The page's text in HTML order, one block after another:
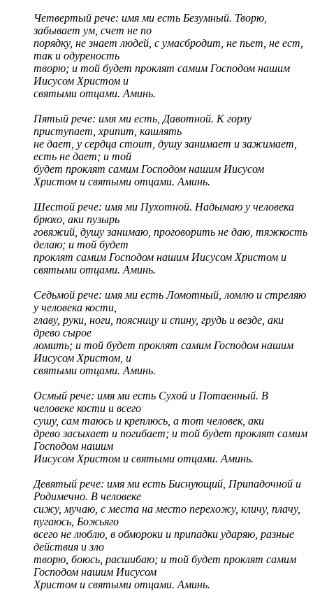
Четвертый рече: имя ми есть Безумный. Творю,
забывает ум, счет не по
порядку, не знает людей, с умасбродит, не пьет, не ест,
так и одуреность
творю; и той будет проклят самим Господом нашим
Иисусом Христом и
святыми отцами. Аминь.
Пятый рече: имя ми есть, Давотной. К горлу
приступает, хрипит, кашлять
не дает, у сердца стоит, душу занимает и зажимает,
есть не дает; и той
будет проклят самим Господом нашим Иисусом
Христом и святыми отцами. Аминь.
Шестой рече: имя ми Пухотной. Надымаю у человека
брюхо, аки пузырь
говяжий, душу занимаю, проговорить не даю, тяжкость
делаю; и той будет
проклят самим Господом нашим Иисусом Христом и
святыми отцами. Аминь.
Седьмой рече: имя ми есть Ломотный, ломлю и стреляю
у человека кости,
главу, руки, ноги, поясницу и спину, грудь и везде, аки
древо сырое
ломить; и той будет проклят самим Господом нашим
Иисусом Христом, и
святыми отцами. Аминь.
Осмый рече: имя ми есть Сухой и Потаенный. В
человеке кости и всего
сушу, сам таюсь и креплюсь, а тот человек, аки
древо засыхает и погибает; и той будет проклят самим
Господом нашим
Иисусом Христом и святыми отцами. Аминь.
Девятый рече: имя ми есть Биснующий, Припадочной и
Родимечно. В человеке
сижу, мучаю, с места на место перехожу, кличу, плачу,
пугаюсь, Божьяго
всего не люблю, в обмороки и припадки ударяю, разные
действия и зло
творю, боюсь, расшибаю; и той будет проклят самим
Господом нашим Иисусом
Христом и святыми отцами. Аминь.